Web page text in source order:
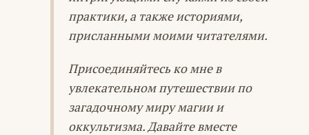
практики, а также историями,
присланными моими читателями.
Присоединяйтесь ко мне в
увлекательном путешествии по
загадочному миру магии и
оккультизма. Давайте вместе